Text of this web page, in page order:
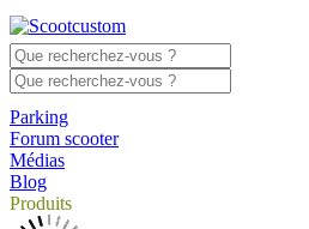
Parking
Forum scooter
Médias
Blog
Produits